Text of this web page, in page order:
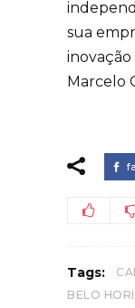
sua
inovação
Marcelo
Tags:
BELO